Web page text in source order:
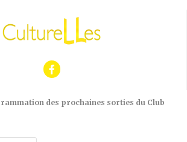
des prochaines sorties du Club